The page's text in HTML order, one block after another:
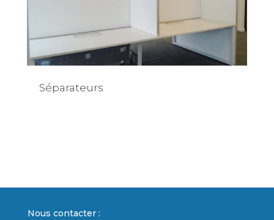
Séparateurs
Nous contacter :